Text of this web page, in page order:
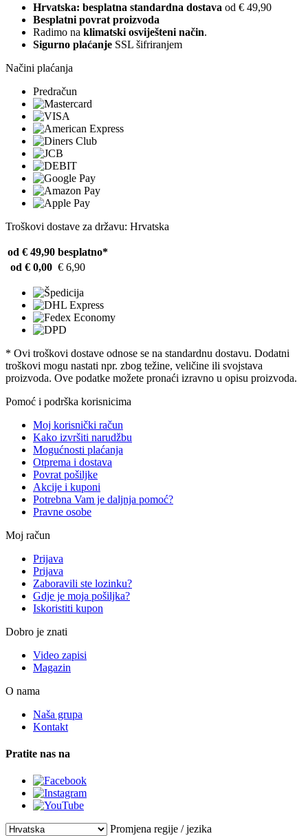
Hrvatska: besplatna standardna dostava od € 49,90
Besplatni povrat proizvoda
Radimo na klimatski osviješteni način.
Sigurno plaćanje SSL šifriranjem
Načini plaćanja
Predračun
Troškovi dostave za državu: Hrvatska
od € 49,90 besplatno*
od € 0,00 € 6,90
* Ovi troškovi dostave odnose se na standardnu ​​dostavu. Dodatni
troškovi mogu nastati npr. zbog težine, veličine ili svojstava
proizvoda. Ove podatke možete pronaći izravno u opisu proizvoda.
Pomoć i podrška korisnicima
Moj korisnički račun
Kako izvršiti narudžbu
Mogućnosti plaćanja
Otprema i dostava
Povrat pošiljke
Akcije i kuponi
Potrebna Vam je daljnja pomoć?
Pravne osobe
Moj račun
Prijava
Prijava
Zaboravili ste lozinku?
Gdje je moja pošiljka?
Iskoristiti kupon
Dobro je znati
Video zapisi
Magazin
O nama
Naša grupa
Kontakt
Pratite nas na
Promjena regije / jezika